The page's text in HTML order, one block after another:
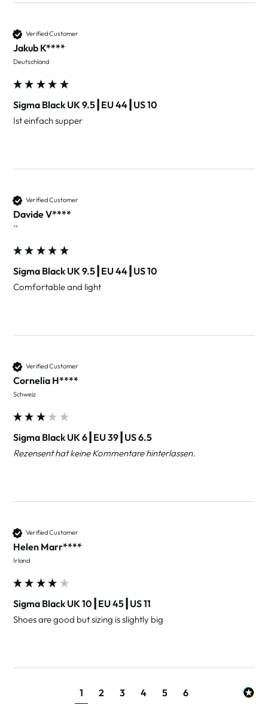
Verified Customer
Jakub K****
Deutschland
Sigma Black UK 9.5┃EU 44┃US 10
Ist einfach supper
Verified Customer
Davide V****
""
Sigma Black UK 9.5┃EU 44┃US 10
Comfortable and light
Verified Customer
Cornelia H****
Schweiz
Sigma Black UK 6┃EU 39┃US 6.5
Rezensent hat keine Kommentare hinterlassen.
Verified Customer
Helen Marr****
Irland
Sigma Black UK 10┃EU 45┃US 11
Shoes are good but sizing is slightly big
1 2 3 4 5 6